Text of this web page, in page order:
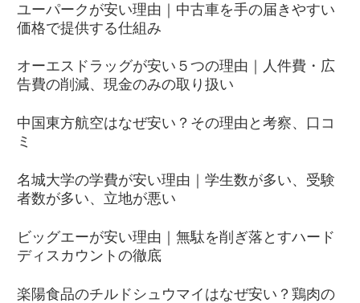
ユーパークが安い理由｜中古車を手の届きやすい
価格で提供する仕組み
オーエスドラッグが安い５つの理由｜人件費・広
告費の削減、現金のみの取り扱い
中国東方航空はなぜ安い？その理由と考察、口コ
ミ
名城大学の学費が安い理由｜学生数が多い、受験
者数が多い、立地が悪い
ビッグエーが安い理由｜無駄を削ぎ落とすハード
ディスカウントの徹底
楽陽食品のチルドシュウマイはなぜ安い？鶏肉の